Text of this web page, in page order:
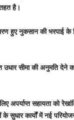
है।
हुए नुकसान की भरपाई
सीमा की अनुमति देने का
अपर्याप्त सहायता को
कार्यों में नई